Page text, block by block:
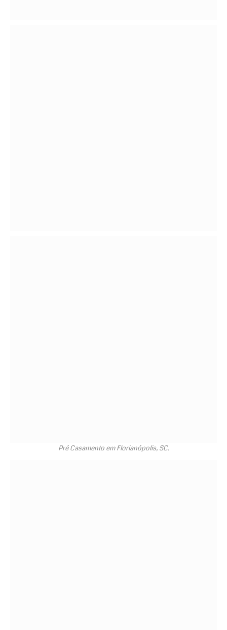
Pré Casamento em Florianópolis, SC.